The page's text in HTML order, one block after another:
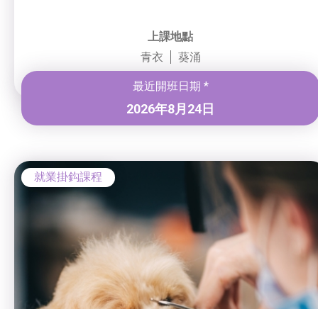
上課地點
青衣
葵涌
最近開班日期 *
2026年8月24日
就業掛鈎課程